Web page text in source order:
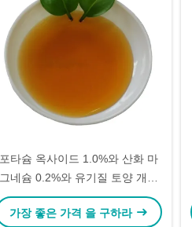
포타슘 옥사이드 1.0%와 산화 마
그네슘 0.2%와 유기질 토양 개선
제
가장 좋은 가격 을 구하라